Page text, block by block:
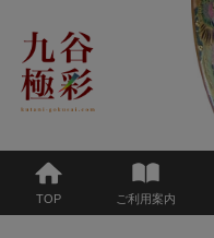
TOP ご利用案内